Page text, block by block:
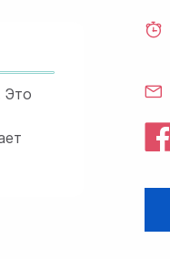
Это